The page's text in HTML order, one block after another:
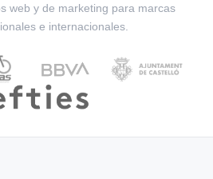
web y de marketing para marcas
e internacionales.